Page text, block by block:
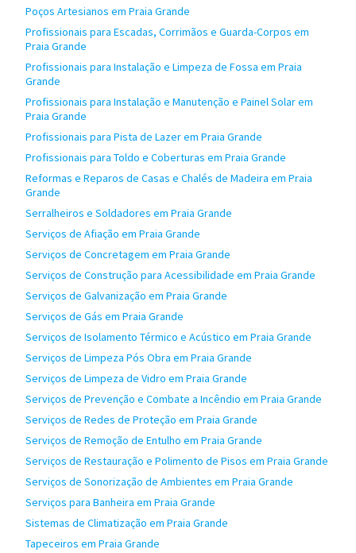
Poços Artesianos em Praia Grande
Profissionais para Escadas, Corrimãos e Guarda-Corpos em
Praia Grande
Profissionais para Instalação e Limpeza de Fossa em Praia
Grande
Profissionais para Instalação e Manutenção e Painel Solar em
Praia Grande
Profissionais para Pista de Lazer em Praia Grande
Profissionais para Toldo e Coberturas em Praia Grande
Reformas e Reparos de Casas e Chalés de Madeira em Praia
Grande
Serralheiros e Soldadores em Praia Grande
Serviços de Afiação em Praia Grande
Serviços de Concretagem em Praia Grande
Serviços de Construção para Acessibilidade em Praia Grande
Serviços de Galvanização em Praia Grande
Serviços de Gás em Praia Grande
Serviços de Isolamento Térmico e Acústico em Praia Grande
Serviços de Limpeza Pós Obra em Praia Grande
Serviços de Limpeza de Vidro em Praia Grande
Serviços de Prevenção e Combate a Incêndio em Praia Grande
Serviços de Redes de Proteção em Praia Grande
Serviços de Remoção de Entulho em Praia Grande
Serviços de Restauração e Polimento de Pisos em Praia Grande
Serviços de Sonorização de Ambientes em Praia Grande
Serviços para Banheira em Praia Grande
Sistemas de Climatização em Praia Grande
Tapeceiros em Praia Grande